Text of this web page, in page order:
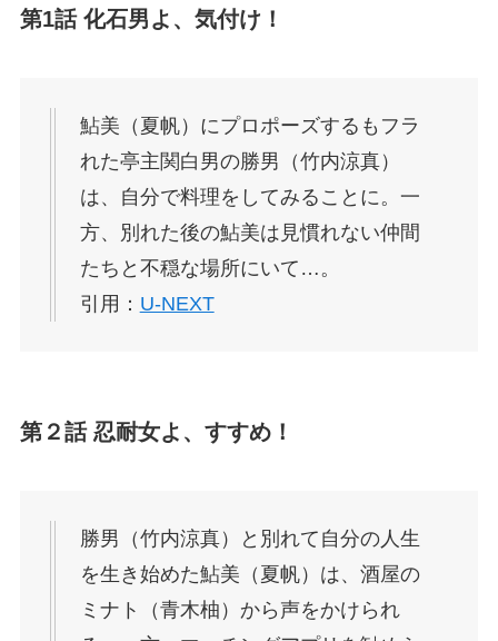
第1話 化石男よ、気付け！
鮎美（夏帆）にプロポーズするもフラ
れた亭主関白男の勝男（竹内涼真）
は、自分で料理をしてみることに。一
方、別れた後の鮎美は見慣れない仲間
たちと不穏な場所にいて…。
引用： U-NEXT
第２話 忍耐女よ、すすめ！
勝男（竹内涼真）と別れて自分の人生
を生き始めた鮎美（夏帆）は、酒屋の
ミナト（青木柚）から声をかけられ